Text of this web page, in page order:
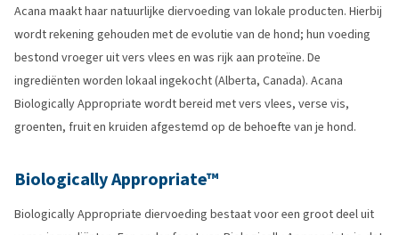
Acana maakt haar natuurlijke diervoeding van lokale producten. Hierbij
wordt rekening gehouden met de evolutie van de hond; hun voeding
bestond vroeger uit vers vlees en was rijk aan proteïne. De
ingrediënten worden lokaal ingekocht (Alberta, Canada). Acana
Biologically Appropriate wordt bereid met vers vlees, verse vis,
groenten, fruit en kruiden afgestemd op de behoefte van je hond.
Biologically Appropriate™
Biologically Appropriate diervoeding bestaat voor een groot deel uit